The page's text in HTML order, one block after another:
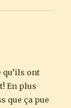
qu’ils ont
En plus
que ça pue